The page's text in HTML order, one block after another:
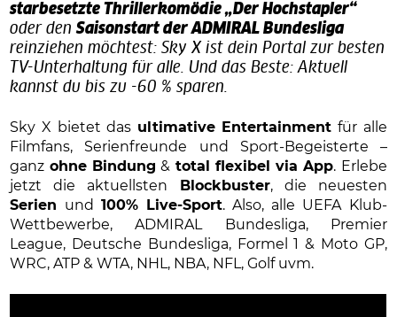
starbesetzte Thrillerkomödie „Der Hochstapler“
oder denSaisonstart der ADMIRAL Bundesliga
reinziehen möchtest: Sky X ist dein Portal zur besten
TV-Unterhaltung für alle. Und das Beste: Aktuell
kannst du bis zu -60 % sparen.
Sky X bietet das ultimative Entertainment für alle
Filmfans, Serienfreunde und Sport-Begeisterte –
ganz ohne Bindung & total flexibel via App. Erlebe
jetzt die aktuellsten
Blockbuster, die neuesten
Serien und 100% Live-Sport. Also, alle UEFA Klub-
Wettbewerbe, ADMIRAL Bundesliga, Premier
League, Deutsche Bundesliga, Formel 1 & Moto GP,
WRC, ATP & WTA, NHL, NBA, NFL, Golf uvm.